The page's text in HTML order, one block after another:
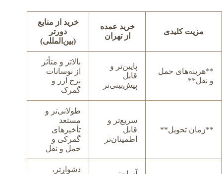
مزیت کلیدی
خرید عمده
از تهران
خرید از منابع
دورتر
(بین‌المللی)
**هزینه‌های حمل
و نقل**
پایین‌تر و
قابل
پیش‌بینی‌تر
بالاتر و متأثر
از نوسانات
نرخ ارز و
گمرک
**زمان تحویل**
سریع‌تر و
قابل
اطمینان‌تر
طولانی‌تر و
مستعد
تأخیرهای
گمرکی و
حمل و نقل
دشوارتر،